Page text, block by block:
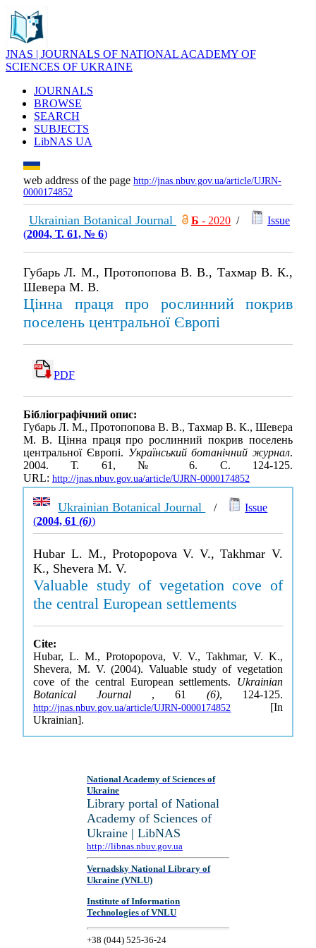
JNAS | JOURNALS OF NATIONAL ACADEMY OF
SCIENCES OF UKRAINE
JOURNALS
BROWSE
SEARCH
SUBJECTS
LibNAS UA
web address of the page http://jnas.nbuv.gov.ua/article/UJRN-
0000174852
Ukrainian Botanical Journal Б - 2020 /
Issue
(2004, Т. 61, № 6)
Губарь Л. М., Протопопова В. В., Тахмар В. К.,
Шевера М. В.
Цінна праця про рослинний покрив
поселень центральної Європі
PDF
Бібліографічний опис:
Губарь Л. М., Протопопова В. В., Тахмар В. К., Шевера
М. В. Цінна праця про рослинний покрив поселень
центральної Європі. Український ботанічний журнал.
2004. Т. 61, № 6. С. 124-125.
URL: http://jnas.nbuv.gov.ua/article/UJRN-0000174852
Ukrainian Botanical Journal /
Issue
(2004, 61(6))
Hubar L. M., Protopopova V. V., Takhmar V.
K., Shevera M. V.
Valuable study of vegetation cove of
the central European settlements
Cite:
Hubar, L. M., Protopopova, V. V., Takhmar, V. K.,
Shevera, M. V. (2004). Valuable study of vegetation
cove of the central European settlements. Ukrainian
Botanical Journal , 61 (6), 124-125.
http://jnas.nbuv.gov.ua/article/UJRN-0000174852 [In
Ukrainian].
National Academy of Sciences of
Ukraine
Library portal of National
Academy of Sciences of
Ukraine | LibNAS
http://libnas.nbuv.gov.ua
Vernadsky National Library of
Ukraine (VNLU)
Institute of Information
Technologies of VNLU
+38 (044) 525-36-24